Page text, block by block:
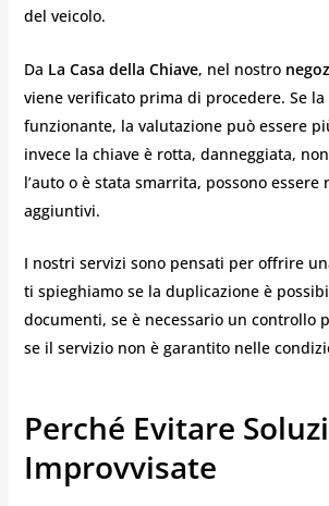
del veicolo.
Da La Casa della Chiave, nel nostro
viene verificato prima di procedere. Se
funzionante, la valutazione può essere
invece la chiave è rotta, danneggiata,
l’auto o è stata smarrita, possono essere
aggiuntivi.
I nostri servizi sono pensati per offrire
ti spieghiamo se la duplicazione è
documenti, se è necessario un controllo
se il servizio non è garantito nelle
Perché Evitare
Improvvisate